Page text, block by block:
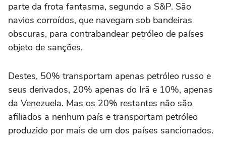
parte da frota fantasma, segundo a S&P. São
navios corroídos, que navegam sob bandeiras
obscuras, para contrabandear petróleo de países
objeto de sanções.
Destes, 50% transportam apenas petróleo russo e
seus derivados, 20% apenas do Irã e 10%, apenas
da Venezuela. Mas os 20% restantes não são
afiliados a nenhum país e transportam petróleo
produzido por mais de um dos países sancionados.